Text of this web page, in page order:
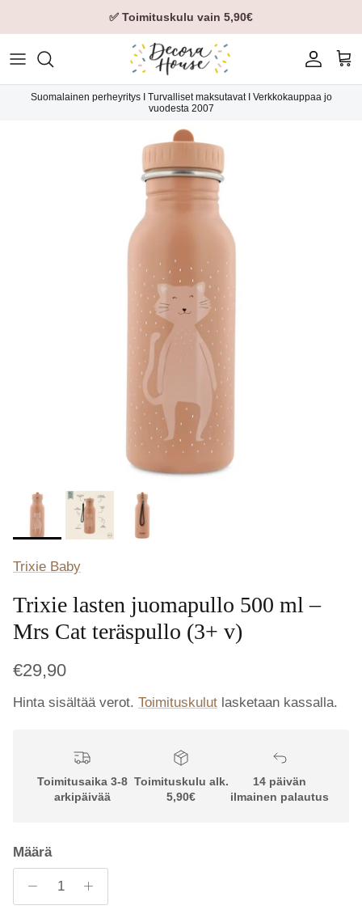
✅ Toimituskulu vain 5,90€
Tili
Suomalainen perheyritys I Turvalliset maksutavat I Verkkokauppaa jo
vuodesta 2007
Trixie Baby
Trixie lasten juomapullo 500 ml –
Mrs Cat teräspullo (3+ v)
€29,90
Hinta sisältää verot. Toimituskulut lasketaan kassalla.
Toimitusaika 3-8
arkipäivää
Toimituskulu alk.
5,90€
14 päivän
ilmainen palautus
Määrä